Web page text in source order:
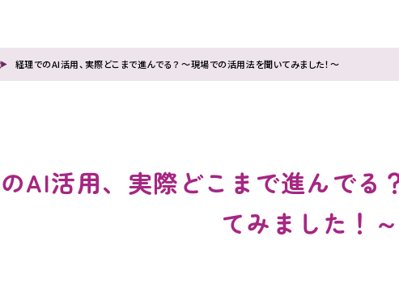
経理でのAI活用、実際どこまで進んでる？ ～現場での活用法を聞いてみました！～
AI活用、実際どこまで進んでる
てみました！～